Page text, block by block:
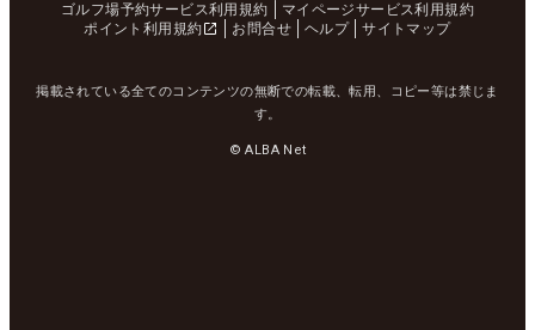
ゴルフ場予約サービス利用規約
マイページサービス利用規約
ポイント利用規約
お問合せ ヘルプ サイトマップ
掲載されている全てのコンテンツの無断での転載、転用、コピー等は禁じま
す。
© ALBA Net